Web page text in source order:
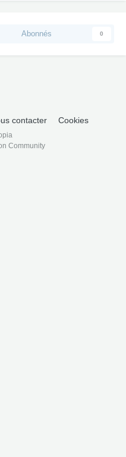
Abonnés 0
contacter Cookies
Community